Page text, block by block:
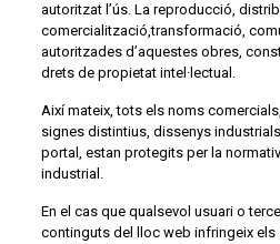
autoritzat l’ús. La reproducció,
comercialització,transformació,
autoritzades d’aquestes obres,
drets de propietat intel·lectual.
Així mateix, tots els noms
signes distintius, dissenys
portal, estan protegits per la
industrial.
En el cas que qualsevol usuari o
continguts del lloc web infringeix